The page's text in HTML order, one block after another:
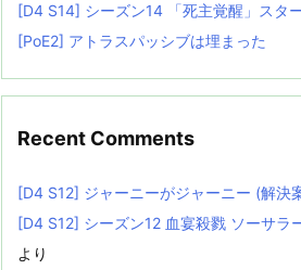
[D4 S14] シーズン14 「死主覚醒」スタ
[PoE2] アトラスパッシブは埋まった
Recent Comments
[D4 S12] ジャーニーがジャーニー (解決
[D4 S12] シーズン12 血宴殺戮 ソーサラ
より